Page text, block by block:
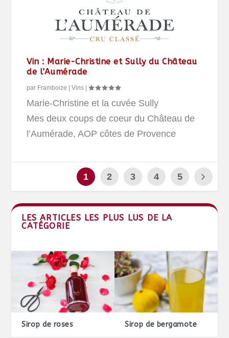
Vin : Marie-Christine et Sully du Château
de l’Aumérade
par Framboize |Vins |
Marie-Christine et la cuvée Sully
Mes deux coups de coeur du Château de
l’Aumérade, AOP côtes de Provence
1 2 3 4 5
LES ARTICLES LES PLUS LUS DE LA
CATÉGORIE
Sirop de roses Sirop de bergamote